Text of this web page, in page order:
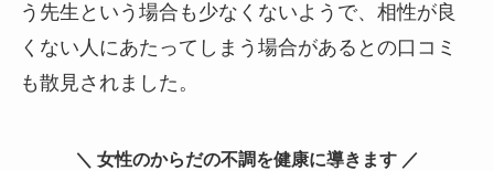
う先生という場合も少なくないようで、相性が良
くない人にあたってしまう場合があるとの口コミ
も散見されました。
＼ 女性のからだの不調を健康に導きます ／